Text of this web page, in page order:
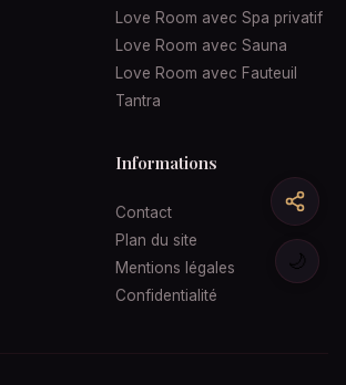
🌙
Love Room avec Spa privatif
Love Room avec Sauna
Love Room avec Fauteuil
Tantra
Informations
Contact
Plan du site
Mentions légales
Confidentialité